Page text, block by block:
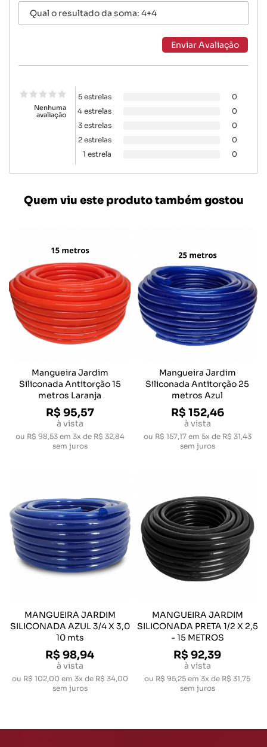
Nenhuma
avaliação
5 estrelas
0
4 estrelas
0
3 estrelas
0
2 estrelas
0
1 estrela
0
Quem viu este produto também gostou
Mangueira Jardim
Siliconada Antitorção 15
metros Laranja
R$ 95,57
à vista
ou R$ 98,53em 3x de R$ 32,84
sem juros
Mangueira Jardim
Siliconada Antitorção 25
metros Azul
R$ 152,46
à vista
ou R$ 157,17em 5x de R$ 31,43
sem juros
MANGUEIRA JARDIM
SILICONADA AZUL 3/4 X 3,0
10 mts
R$ 98,94
à vista
ou R$ 102,00 em 3x de R$ 34,00
sem juros
MANGUEIRA JARDIM
SILICONADA PRETA 1/2 X 2,5
- 15 METROS
R$ 92,39
à vista
ou R$ 95,25 em 3x de R$ 31,75
sem juros